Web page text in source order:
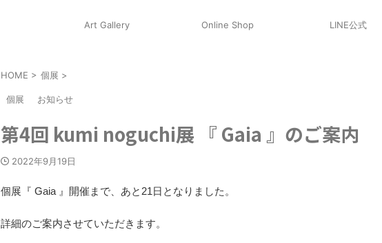
Art Gallery Online Shop LINE公式
HOME > 個展 >
個展 お知らせ
第4回 kumi noguchi展 『 Gaia 』のご案内
2022年9月19日
個展『 Gaia 』開催まで、あと21日となりました。
詳細のご案内させていただきます。